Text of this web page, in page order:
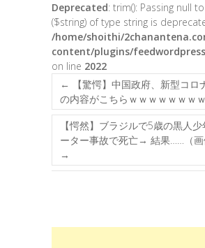
Deprecated: trim(): Passing null
($string) of type string is
/home/shoithi/
content/plugins/
on line 2022
←
【驚愕】中国政府、新型コ
の内容がこちらｗｗｗｗｗｗｗｗ
【愕然】ブラジルで5歳の黒人
ーター事故で死亡→ 結果……（画
→